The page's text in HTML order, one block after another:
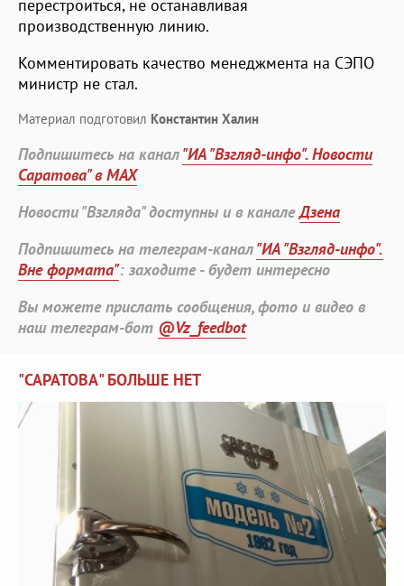
перестроиться, не останавливая
производственную линию.
Комментировать качество менеджмента на СЭПО
министр не стал.
Материал подготовил Константин Халин
Подпишитесь на канал"ИА "Взгляд-инфо". Новости
Саратова" в MAX
Новости "Взгляда" доступны и в каналеДзена
Подпишитесь на телеграм-канал"ИА "Взгляд-инфо".
Вне формата": заходите - будет интересно
Вы можете прислать сообщения, фото и видео в
наш телеграм-бот @Vz_feedbot
"САРАТОВА" БОЛЬШЕ НЕТ